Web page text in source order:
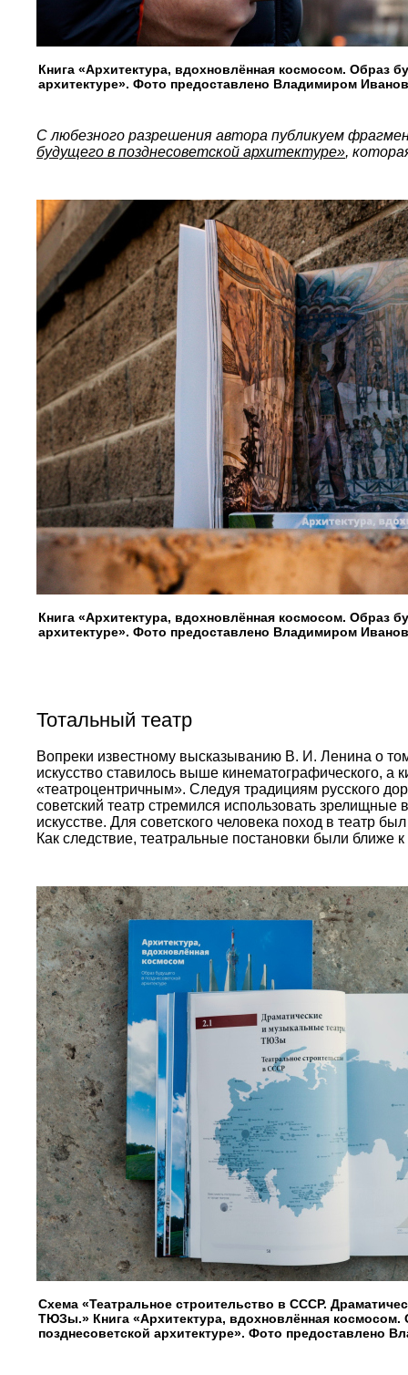
Книга «Архитектура, вдохновлённая космосом. Образ
архитектуре». Фото предоставлено Владимиром
С любезного разрешения автора публикуем
будущего в позднесоветской архитектуре»,
Книга «Архитектура, вдохновлённая космосом. Образ
архитектуре». Фото предоставлено Владимиром
Тотальный театр
Вопреки известному высказыванию В. И. Ленина о
искусство ставилось выше кинематографического, а
«театроцентричным». Следуя традициям русского
советский театр стремился использовать
искусстве. Для советского человека поход в театр
Как следствие, театральные постановки были ближе
Схема «Театральное строительство в СССР.
ТЮЗы.» Книга «Архитектура, вдохновлённая космосом.
позднесоветской архитектуре». Фото предоставлено